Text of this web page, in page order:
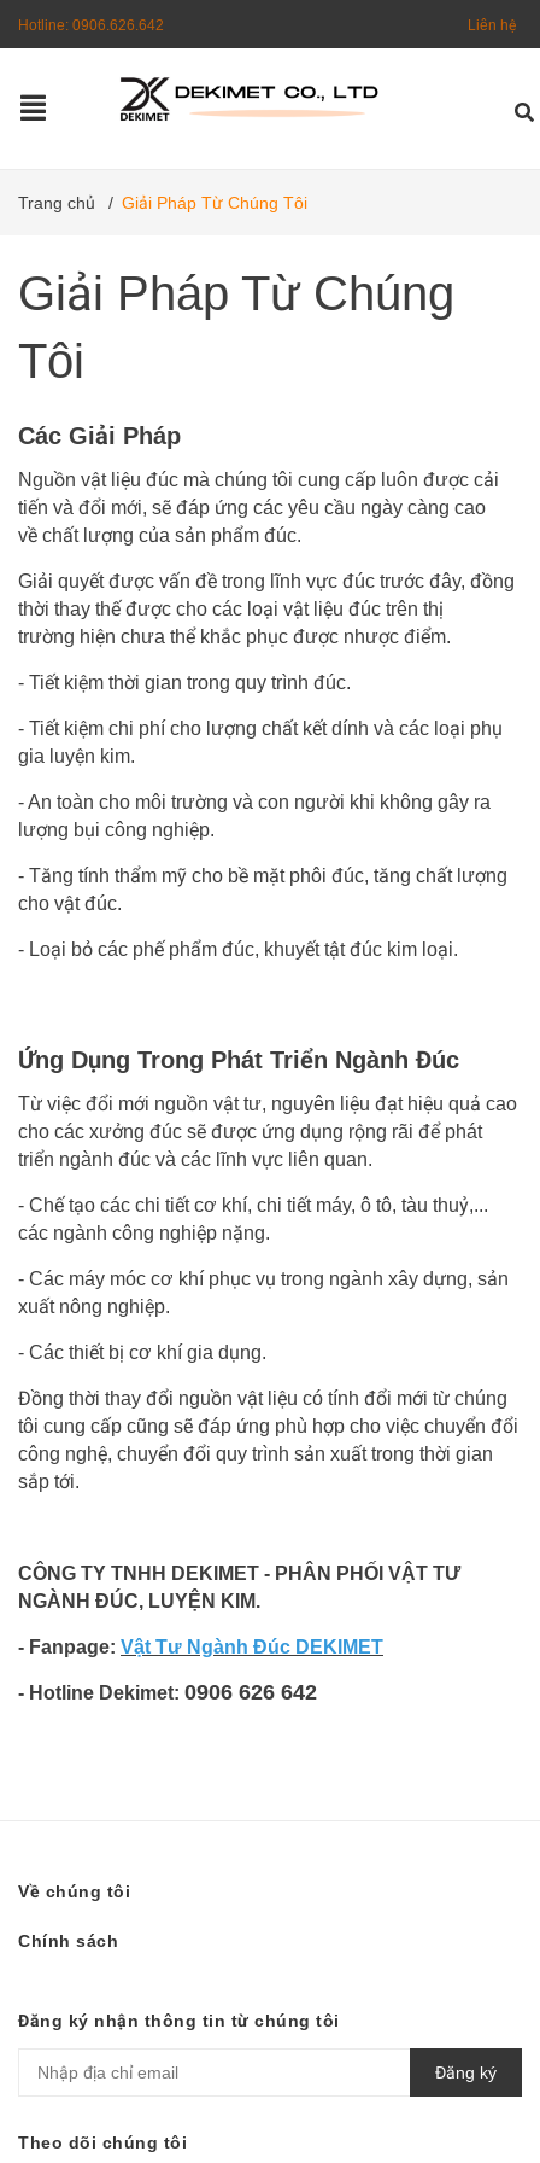
Hotline: 0906.626.642 Liên hệ
Trang chủ / Giải Pháp Từ Chúng Tôi
Giải Pháp Từ Chúng
Tôi
Các Giải Pháp
Nguồn vật liệu đúc mà chúng tôi cung cấp luôn được cải
tiến và đổi mới, sẽ đáp ứng các yêu cầu ngày càng cao
về chất lượng của sản phẩm đúc.
Giải quyết được vấn đề trong lĩnh vực đúc trước đây, đồng
thời thay thế được cho các loại vật liệu đúc trên thị
trường hiện chưa thể khắc phục được nhược điểm.
- Tiết kiệm thời gian trong quy trình đúc.
- Tiết kiệm chi phí cho lượng chất kết dính và các loại phụ
gia luyện kim.
- An toàn cho môi trường và con người khi không gây ra
lượng bụi công nghiệp.
- Tăng tính thẩm mỹ cho bề mặt phôi đúc, tăng chất lượng
cho vật đúc.
- Loại bỏ các phế phẩm đúc, khuyết tật đúc kim loại.
Ứng Dụng Trong Phát Triển Ngành Đúc
Từ việc đổi mới nguồn vật tư, nguyên liệu đạt hiệu quả cao
cho các xưởng đúc sẽ được ứng dụng rộng rãi để phát
triển ngành đúc và các lĩnh vực liên quan.
- Chế tạo các chi tiết cơ khí, chi tiết máy, ô tô, tàu thuỷ,...
các ngành công nghiệp nặng.
- Các máy móc cơ khí phục vụ trong ngành xây dựng, sản
xuất nông nghiệp.
- Các thiết bị cơ khí gia dụng.
Đồng thời thay đổi nguồn vật liệu có tính đổi mới từ chúng
tôi cung cấp cũng sẽ đáp ứng phù hợp cho việc chuyển đổi
công nghệ, chuyển đổi quy trình sản xuất trong thời gian
sắp tới.
CÔNG TY TNHH DEKIMET - PHÂN PHỐI VẬT TƯ
NGÀNH ĐÚC, LUYỆN KIM.
- Fanpage: Vật Tư Ngành Đúc DEKIMET
- Hotline Dekimet: 0906 626 642
Về chúng tôi
Chính sách
Đăng ký nhận thông tin từ chúng tôi
Đăng ký
Theo dõi chúng tôi